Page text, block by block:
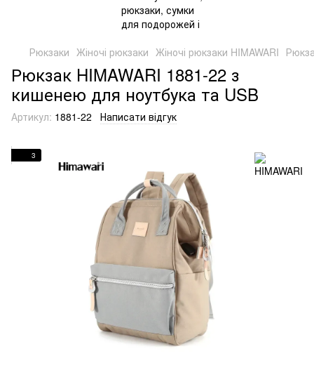
Рюкзаки Жіночі рюкзаки Жіночі рюкзаки HIMAWARI
Рюкзак HIMAWARI 1881-22 з
кишенею для ноутбука та USB
Артикул: 1881-22 Написати відгук
3